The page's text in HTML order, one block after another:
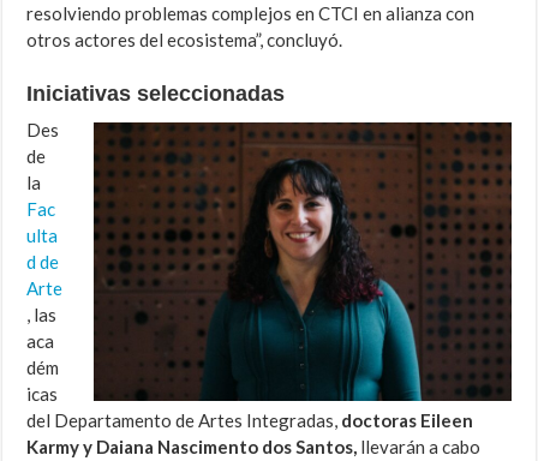
resolviendo problemas complejos en CTCI en alianza con
otros actores del ecosistema”, concluyó.
Iniciativas seleccionadas
Des
de
la
Fac
ulta
d de
Arte
, las
aca
dém
icas
del Departamento de Artes Integradas, doctoras Eileen
Karmy y Daiana Nascimento dos Santos, llevarán a cabo